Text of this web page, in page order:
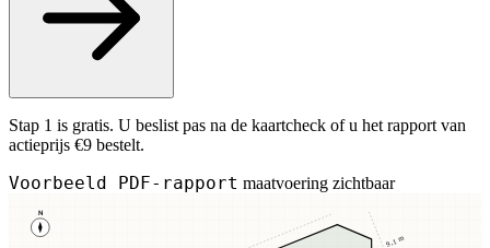
Stap 1 is gratis. U beslist pas na de kaartcheck of u het rapport van
actieprijs €9 bestelt.
Voorbeeld PDF-rapport maatvoering zichtbaar
N
9,1 m